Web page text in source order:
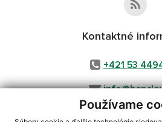
Používame
Kontaktné
+421 53